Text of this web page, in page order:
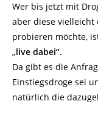
Wer bis jetzt mit
aber diese vielleicht
probieren möchte,
„live dabei“.
Da gibt es die
Einstiegsdroge sei
natürlich die